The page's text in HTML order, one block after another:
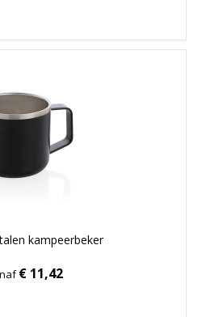
kampeerbeker
€ 11,42